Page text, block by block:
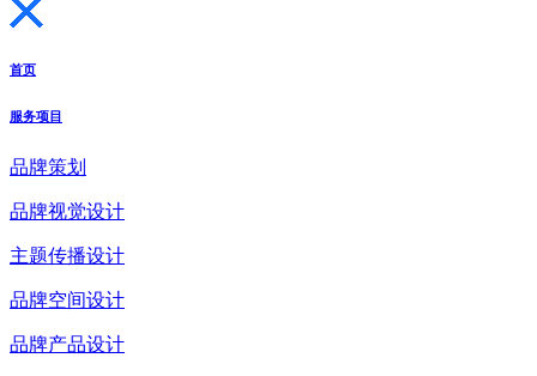
首页
服务项目
品牌策划
品牌视觉设计
主题传播设计
品牌空间设计
品牌产品设计